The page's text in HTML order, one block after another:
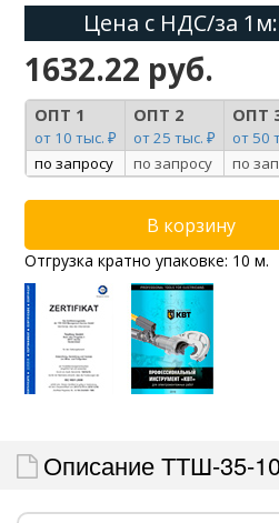
Цена с НДС/за 1м:
1632.22 руб.
ОПТ 1
от 10 тыс. ₽
ОПТ 2
от 25 тыс. ₽
ОПТ
от 50
по запросу
по запросу по
Отгрузка кратно упаковке: 10 м.
Описание ТТШ-35-